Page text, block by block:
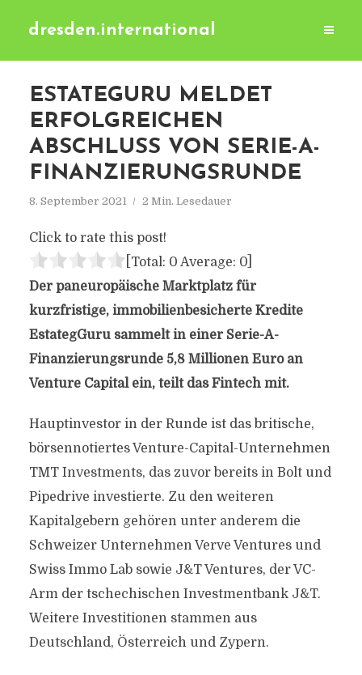
dresden.international
ESTATEGURU MELDET
ERFOLGREICHEN
ABSCHLUSS VON SERIE-A-
FINANZIERUNGSRUNDE
8. September 2021 2 Min. Lesedauer
Click to rate this post!
[Total: 0 Average: 0]
Der paneuropäische Marktplatz für
kurzfristige, immobilienbesicherte Kredite
EstategGuru sammelt in einer Serie-A-
Finanzierungsrunde 5,8 Millionen Euro an
Venture Capital ein, teilt das Fintech mit.
Hauptinvestor in der Runde ist das britische,
börsennotiertes Venture-Capital-Unternehmen
TMT Investments, das zuvor bereits in Bolt und
Pipedrive investierte. Zu den weiteren
Kapitalgebern gehören unter anderem die
Schweizer Unternehmen Verve Ventures und
Swiss Immo Lab sowie J&T Ventures, der VC-
Arm der tschechischen Investmentbank J&T.
Weitere Investitionen stammen aus
Deutschland, Österreich und Zypern.